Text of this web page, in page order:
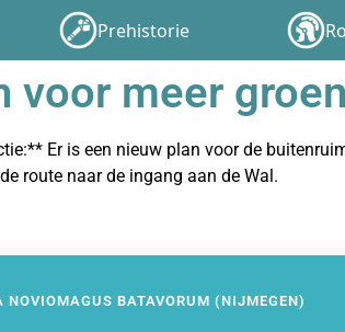
Prehistorie
voor meer
Er is een nieuw plan voor de
route naar de ingang aan de Wal.
NOVIOMAGUS BATAVORUM (NIJMEGEN)